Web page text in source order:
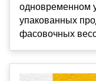
одновременном
упакованных
фасовочных